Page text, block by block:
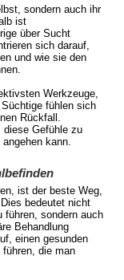
sondern auch ihr
ist
über Sucht
sich darauf,
und wie sie den
Werkzeuge,
fühlen sich
Rückfall.
diese Gefühle zu
kann.
ist der beste Weg,
bedeutet nicht
führen, sondern auch
Behandlung
einen gesunden
die man